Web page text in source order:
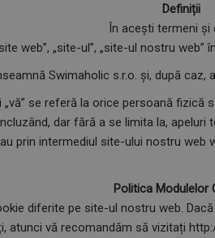
Definiții
În acești termeni și
web”, „site-ul”, „site-ul nostru
Swimaholic s.r.o. și, după
„vă” se referă la orice persoană
dar fără a se limita la,
prin intermediul site-ului nostru web
Politica Modulelor
diferite pe site-ul nostru web.
atunci vă recomandăm să vizitați